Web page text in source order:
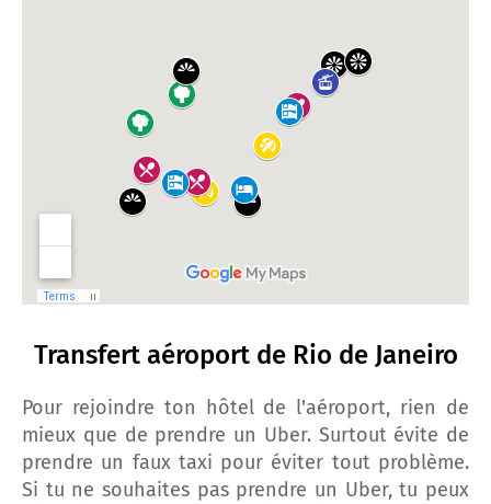
Transfert aéroport de Rio de Janeiro
Pour rejoindre ton hôtel de l'aéroport, rien de
mieux que de prendre un Uber. Surtout évite de
prendre un faux taxi pour éviter tout problème.
Si tu ne souhaites pas prendre un Uber, tu peux